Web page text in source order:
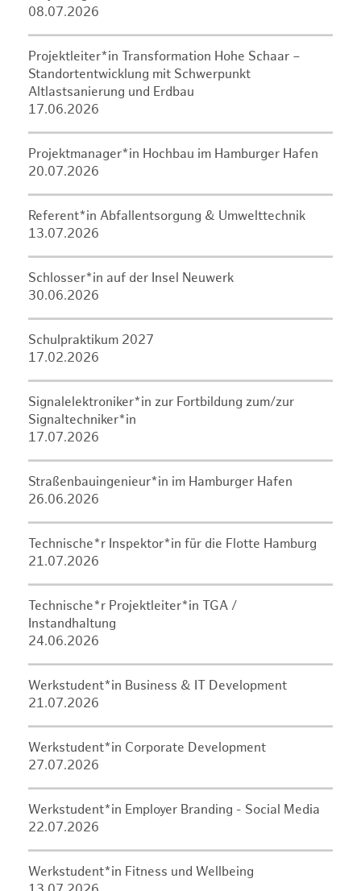
08.07.2026
Projektleiter*in Transformation Hohe Schaar –
Standortentwicklung mit Schwerpunkt
Altlastsanierung und Erdbau
17.06.2026
Projektmanager*in Hochbau im Hamburger Hafen
20.07.2026
Referent*in Abfallentsorgung & Umwelttechnik
13.07.2026
Schlosser*in auf der Insel Neuwerk
30.06.2026
Schulpraktikum 2027
17.02.2026
Signalelektroniker*in zur Fortbildung zum/zur
Signaltechniker*in
17.07.2026
Straßenbauingenieur*in im Hamburger Hafen
26.06.2026
Technische*r Inspektor*in für die Flotte Hamburg
21.07.2026
Technische*r Projektleiter*in TGA /
Instandhaltung
24.06.2026
Werkstudent*in Business & IT Development
21.07.2026
Werkstudent*in Corporate Development
27.07.2026
Werkstudent*in Employer Branding - Social Media
22.07.2026
Werkstudent*in Fitness und Wellbeing